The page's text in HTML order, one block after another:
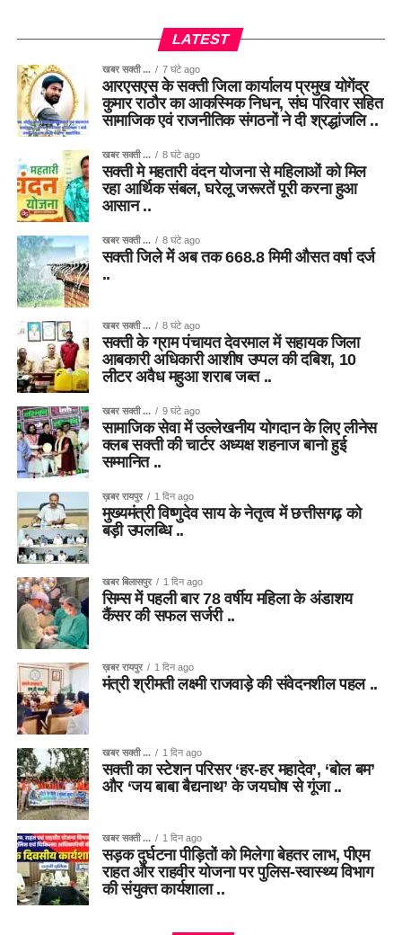
LATEST
खबर सक्ती ... 7 घंटे ago
आरएसएस के सक्ती जिला कार्यालय प्रमुख योगेंद्र
कुमार राठौर का आकस्मिक निधन, संघ परिवार सहित
सामाजिक एवं राजनीतिक संगठनों ने दी श्रद्धांजलि ..
खबर सक्ती ... 8 घंटे ago
सक्ती मे महतारी वंदन योजना से महिलाओं को मिल
रहा आर्थिक संबल, घरेलू जरूरतें पूरी करना हुआ
आसान ..
खबर सक्ती ... 8 घंटे ago
सक्ती जिले में अब तक 668.8 मिमी औसत वर्षा दर्ज
..
खबर सक्ती ... 8 घंटे ago
सक्ती के ग्राम पंचायत देवरमाल में सहायक जिला
आबकारी अधिकारी आशीष उप्पल की दबिश, 10
लीटर अवैध महुआ शराब जब्त ..
खबर सक्ती ... 9 घंटे ago
सामाजिक सेवा में उल्लेखनीय योगदान के लिए लीनेस
क्लब सक्ती की चार्टर अध्यक्ष शहनाज बानो हुई
सम्मानित ..
ख़बर रायपुर 1 दिन ago
मुख्यमंत्री विष्णुदेव साय के नेतृत्व में छत्तीसगढ़ को
बड़ी उपलब्धि ..
खबर बिलासपुर 1 दिन ago
सिम्स में पहली बार 78 वर्षीय महिला के अंडाशय
कैंसर की सफल सर्जरी ..
ख़बर रायपुर 1 दिन ago
मंत्री श्रीमती लक्ष्मी राजवाड़े की संवेदनशील पहल ..
खबर सक्ती ... 1 दिन ago
सक्ती का स्टेशन परिसर ‘हर-हर महादेव’, ‘बोल बम’
और ‘जय बाबा बैद्यनाथ’ के जयघोष से गूंजा ..
खबर सक्ती ... 1 दिन ago
सड़क दुर्घटना पीड़ितों को मिलेगा बेहतर लाभ, पीएम
राहत और राहवीर योजना पर पुलिस-स्वास्थ्य विभाग
की संयुक्त कार्यशाला ..